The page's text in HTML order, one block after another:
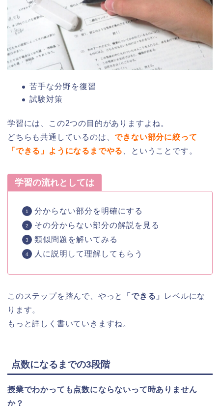
苦手な分野を復習
試験対策
学習には、この2つの目的がありますよね。
どちらも共通しているのは、できない部分に絞って
「できる」ようになるまでやる
、ということです。
学習の流れとしては
分からない部分を明確にする
その分からない部分の解説を見る
類似問題を解いてみる
人に説明して理解してもらう
このステップを踏んで、やっと 「できる」
レベルにな
ります。
もっと詳しく書いていきますね。
点数になるまでの3段階
授業でわかっても点数にならないって時ありません
か？